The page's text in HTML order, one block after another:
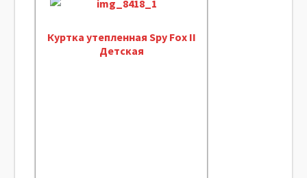
Куртка утепленная Spy Fox II
Детская